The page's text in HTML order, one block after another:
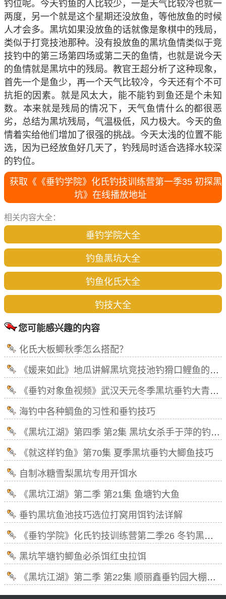
钓位呢。今天钓鱼的人比较少，一是天气比较冷也就一
两度，另一个就是这个星期还没放鱼，等他放鱼的时候
人才会多。黑坑如果没放鱼的话就像是象棋中的残局，
类似于打竞技池那种。没有投放鱼的黑坑鱼情类似于竞
技钓中的第三场第四场或第二天的鱼情，也就是说今天
的鱼情就是黑坑中的残局。教官王超分析了这种现象，
首先一个是鱼少，再一个天气比较冷，今天还有个不可
抗拒的因素。就是风太大，能不能钓到鱼还是个未知
数。本来就是残局的情况下，天气鱼情什么的都很恶
劣，总结为黑坑残局，气温极低，风力极大。今天的鱼
情着实给他们增加了很强的挑战。今天太浅的位置不能
选，因为已经放鱼好几天了，钓残局时适合选择水较深
的钓位。
获取《《垂钓学院》化氏钓技训练营第一季35 初探黑
坑》在线播放地址
相关内容大全：
垂钓学院大全
钓鱼黑坑大全
钓鱼化氏大全
钓技大全
您可能感兴趣的内容
化氏大板鲫秋季怎么搭配？
《媛来如此》地瓜讲解黑坑竞技池钓猾口鲤鱼的调漂技巧
《垂钓对象鱼视频》武汉天元冬季黑坑垂钓大青鱼饵料线组如何搭配
海钓中各种鲷鱼的习性和垂钓技巧
《黑坑江湖》第四季 第2集 黑坑女杀手于萍的钓鱼人生(下)
《就这样钓鱼》第70集 夏季黑坑垂钓大鲫鱼技巧
自制冰糖雪梨黑坑专用开饵水
《黑坑江湖》第二季 第21集 鱼塘钓大鱼
垂钓黑坑鱼池技巧选位打窝用饵钓法详解
《垂钓学院》化氏钓技训练营第二季26 冬钓黑坑(二)
黑坑竿塘钓鲫鱼必杀饵红虫拉饵
《黑坑江湖》第二季 第22集 顺丽鑫垂钓园大棚钓鱼